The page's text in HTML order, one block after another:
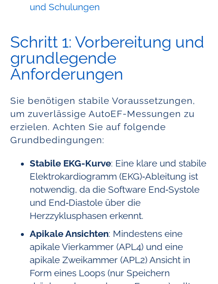
und Schulungen
Schritt 1: Vorbereitung und
grundlegende
Anforderungen
Sie benötigen stabile Voraussetzungen,
um zuverlässige AutoEF-Messungen zu
erzielen. Achten Sie auf folgende
Grundbedingungen:
Stabile EKG-Kurve: Eine klare und stabile
Elektro­kardiogramm (EKG)‑Ableitung ist
notwendig, da die Software End‑Systole
und End‑Diastole über die
Herzzyklusphasen erkennt.
Apikale Ansichten: Mindestens eine
apikale Vierkammer (APL4) und eine
apikale Zweikammer (APL2) Ansicht in
Form eines Loops (nur Speichern